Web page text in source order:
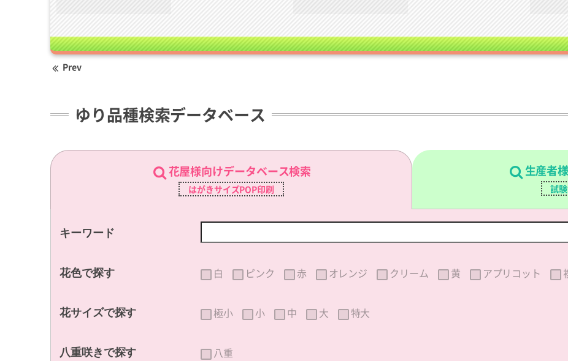
Prev
ゆり品種検索データベース
花屋様向けデータベース検索
はがきサイズPOP印刷
生産者
試験
キーワード
花色で探す 白 ピンク 赤 オレンジ クリーム 黄 アプリコット
花サイズで探す 極小 小 中 大 特大
八重咲きで探す 八重